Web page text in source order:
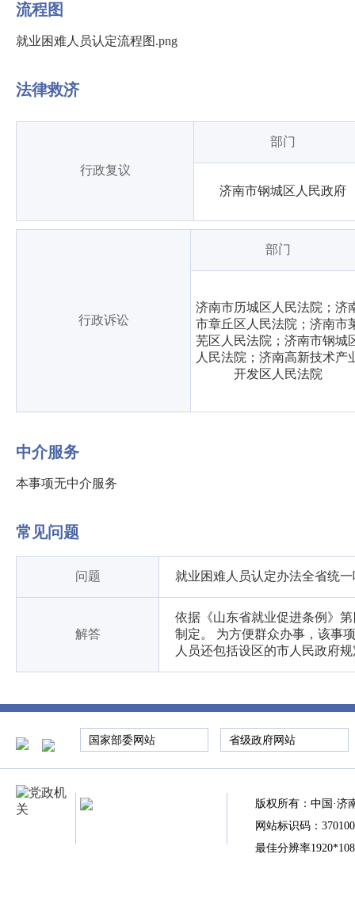
流程图
就业困难人员认定流程图.png
法律救济
行政复议
部门
济南市钢城区人民政府
行政诉讼
部门
济南市历城区人民法院；济
市章丘区人民法院；济南市
芜区人民法院；济南市钢城
人民法院；济南高新技术产
开发区人民法院
中介服务
本事项无中介服务
常见问题
问题 就业困难人员认定办法全省统
解答
依据《山东省就业促进条例》
制定。 为方便群众办事，该事
人员还包括设区的市人民政府
国家部委网站 省级政府网站
版权所有：中国·济
网站标识码：
最佳分辨率